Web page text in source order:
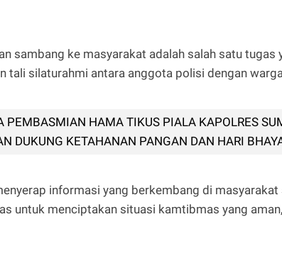
sambang ke masyarakat adalah salah satu tugas
tali silaturahmi antara anggota polisi dengan
PEMBASMIAN HAMA TIKUS PIALA KAPOLRES
DUKUNG KETAHANAN PANGAN DAN HARI
informasi yang berkembang di
untuk menciptakan situasi kamtibmas yang